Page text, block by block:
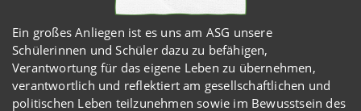
Ein großes Anliegen ist es uns am ASG unsere
Schülerinnen und Schüler dazu zu befähigen,
Verantwortung für das eigene Leben zu übernehmen,
verantwortlich und reflektiert am gesellschaftlichen und
politischen Leben teilzunehmen sowie im Bewusstsein des